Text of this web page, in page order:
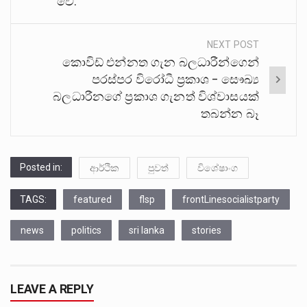
NEXT POST
කොවිඩ් එන්නත ගැන බලධාරීන්ගෙන්
පරස්පර විරෝධී ප‍්‍රකාශ – සෞඛ්‍ය
බලධාරීනගේ ප‍්‍රකාශ ගැනත් විශ්වාසයක්
තබන්න බෑ
Posted in: ආර්ථික පුවත් විශේෂාංග
TAGS: featured flsp frontLinesocialistparty
news politics sri lanka stories
LEAVE A REPLY